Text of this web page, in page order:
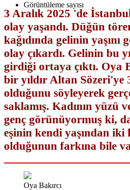
Görüntüleme sayısı
3 Aralık 2025 'de
olay yaşandı. Düğün
kağıdında gelinin yaşını
olay çıkardı. Gelinin bu
girdiği ortaya çıktı. Oya
bir yıldır Altan Sözeri'ye
olduğunu söyleyerek
saklamış. Kadının yüzü
genç görünüyormuş ki,
eşinin kendi yaşından
olduğunun farkına bile
Oya Bakırcı